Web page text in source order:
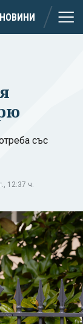
със
12:37 ч.